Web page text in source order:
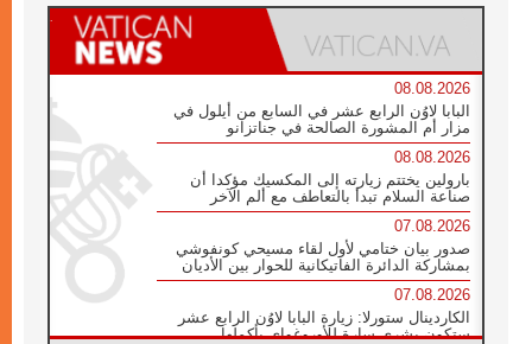
08.08.2026
البابا لاوُن الرابع عشر في السابع من أيلول في
مزار أم المشورة الصالحة في جناتزانو
08.08.2026
بارولين يختتم زيارته إلى المكسيك مؤكدا أن
صناعة السلام تبدأ بالتعاطف مع ألم الآخر
07.08.2026
صدور بيان ختامي لأول لقاء مسيحي كونفوشي
بمشاركة الدائرة الفاتيكانية للحوار بين الأديان
07.08.2026
الكاردينال ستورلا: زيارة البابا لاوُن الرابع عشر
ستكون بشرى سارة للأوروغواي بأكملها